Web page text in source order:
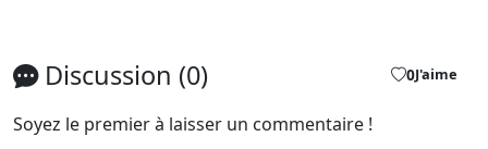
Discussion (0) 0J'aime
Soyez le premier à laisser un commentaire !